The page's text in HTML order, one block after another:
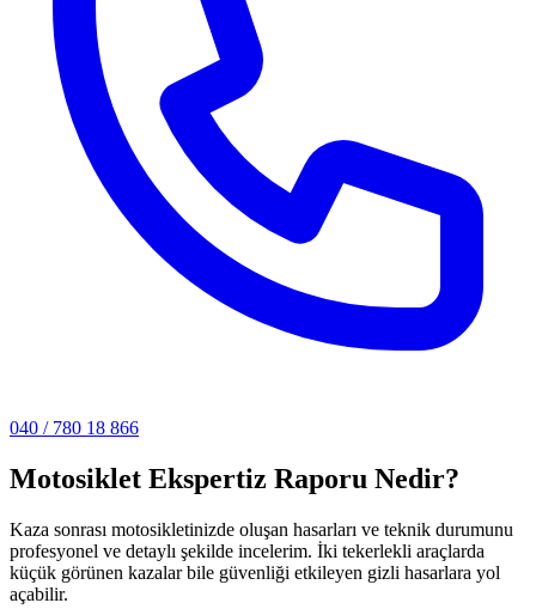
040 / 780 18 866
Motosiklet Ekspertiz Raporu Nedir?
Kaza sonrası motosikletinizde oluşan hasarları ve teknik durumunu
profesyonel ve detaylı şekilde incelerim. İki tekerlekli araçlarda
küçük görünen kazalar bile güvenliği etkileyen gizli hasarlara yol
açabilir.